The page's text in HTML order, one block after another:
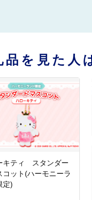
品を見た人
キティ スタンダー
コット(ハーモニーラ
定)